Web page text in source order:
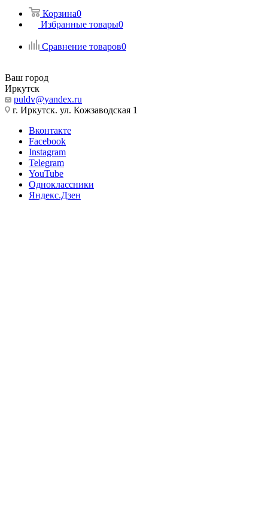
Корзина0
Избранные товары0
Сравнение товаров0
Ваш город
Иркутск
puldv@yandex.ru
г. Иркутск. ул. Кожзаводская 1
Вконтакте
Facebook
Instagram
Telegram
YouTube
Одноклассники
Яндекс.Дзен